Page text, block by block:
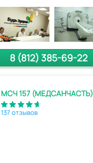
8 (812) 385-69-22
МСЧ 157 (МЕДСАНЧАСТЬ)
137 отзывов